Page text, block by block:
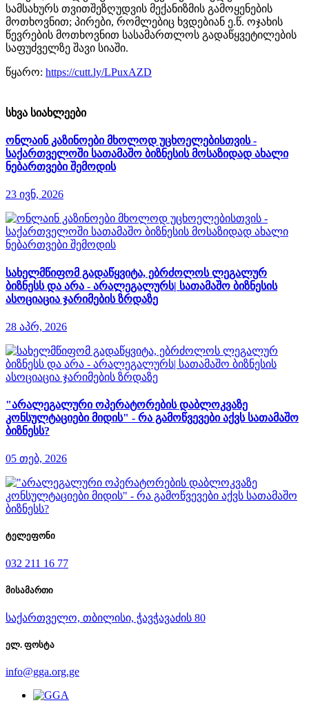
სამსახურს თვითშეზღუდვის მექანიზმის გამოყენების
მოთხოვნით; პირები, რომლებიც ხვდებიან ე.წ. ოჯახის
წევრების მოთხოვნით სასამართლოს გადაწყვეტილების
საფუძველზე შავი სიაში.
წყარო: https://cutt.ly/LPuxAZD
სხვა სიახლეები
ონლაინ კაზინოები მხოლოდ უცხოელებისთვის -
საქართველოში სათამაშო ბიზნესის მოსაზიდად ახალი
ნებართვები შემოდის
23 ივნ, 2026
სახელმწიფომ გადაწყვიტა, ებრძოლოს ლეგალურ
ბიზნესს და არა - არალეგალურს| სათამაშო ბიზნესის
ასოციაცია ჯარიმების ზრდაზე
28 აპრ, 2026
"არალეგალური ოპერატორების დაბლოკვაზე
კონსულტაციები მიდის" - რა გამოწვევები აქვს სათამაშო
ბიზნესს?
05 თებ, 2026
ტელეფონი
032 211 16 77
მისამართი
საქართველო, თბილისი, ჭავჭავაძის 80
ელ. ფოსტა
info@gga.org.ge